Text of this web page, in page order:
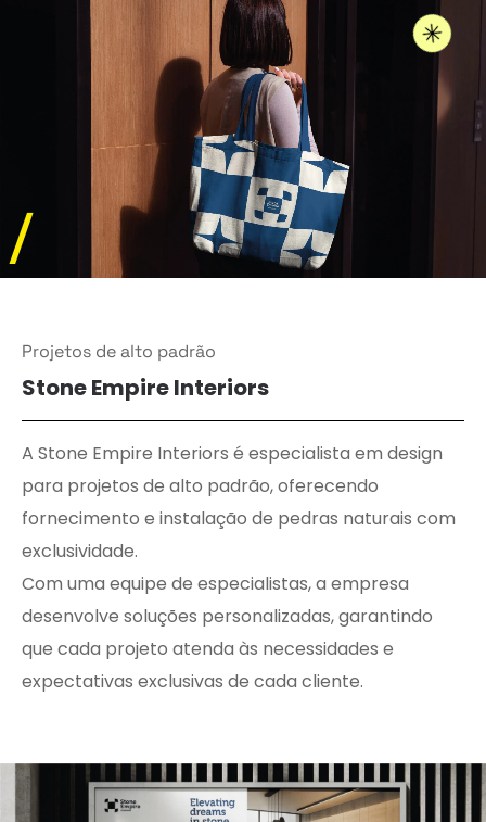
/
Projetos de alto padrão
Stone Empire Interiors
A Stone Empire Interiors é especialista em design
para projetos de alto padrão, oferecendo
fornecimento e instalação de pedras naturais com
exclusividade.
Com uma equipe de especialistas, a empresa
desenvolve soluções personalizadas, garantindo
que cada projeto atenda às necessidades e
expectativas exclusivas de cada cliente.